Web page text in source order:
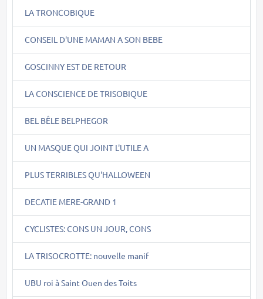
LA TRONCOBIQUE
CONSEIL D'UNE MAMAN A SON BEBE
GOSCINNY EST DE RETOUR
LA CONSCIENCE DE TRISOBIQUE
BEL BÊLE BELPHEGOR
UN MASQUE QUI JOINT L'UTILE A
PLUS TERRIBLES QU'HALLOWEEN
DECATIE MERE-GRAND 1
CYCLISTES: CONS UN JOUR, CONS
LA TRISOCROTTE: nouvelle manif
UBU roi à Saint Ouen des Toits